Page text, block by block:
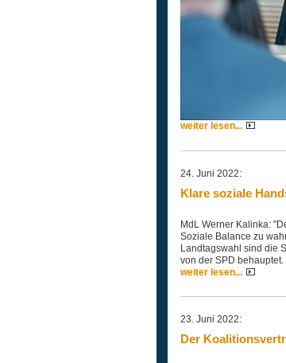
weiter lesen...
24. Juni 2022:
Klare soziale
MdL Werner Kalinka:
Soziale Balance zu
Landtagswahl sind die
von der SPD
weiter lesen...
23. Juni 2022:
Der